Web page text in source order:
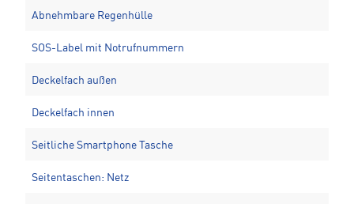
Abnehmbare Regenhülle
SOS-Label mit Notrufnummern
Deckelfach außen
Deckelfach innen
Seitliche Smartphone Tasche
Seitentaschen: Netz